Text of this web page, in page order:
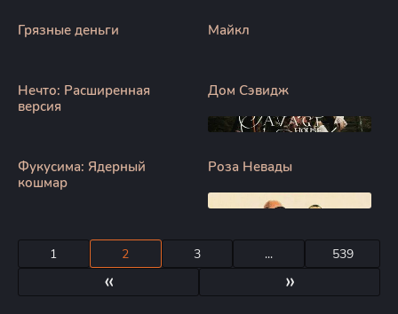
Грязные деньги Майкл
Нечто: Расширенная
версия
Дом Сэвидж
Фукусима: Ядерный
кошмар
Роза Невады
«
1 2 3 ... 539
»